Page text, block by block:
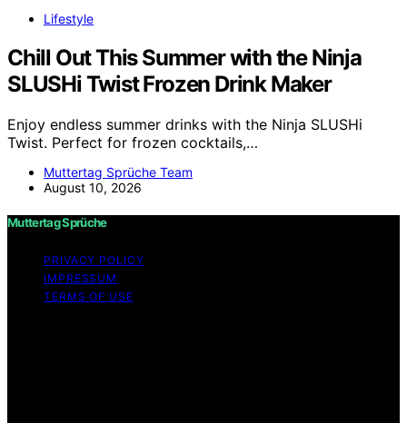
Lifestyle
Chill Out This Summer with the Ninja
SLUSHi Twist Frozen Drink Maker
Enjoy endless summer drinks with the Ninja SLUSHi
Twist. Perfect for frozen cocktails,…
Muttertag Sprüche Team
August 10, 2026
Muttertag Sprüche
PRIVACY POLICY
IMPRESSUM
TERMS OF USE